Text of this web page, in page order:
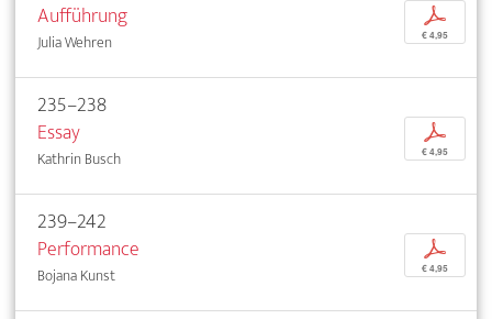
Aufführung
Julia Wehren
p
€ 4,95
235–238
Essay
Kathrin Busch
p
€ 4,95
239–242
Performance
Bojana Kunst
p
€ 4,95